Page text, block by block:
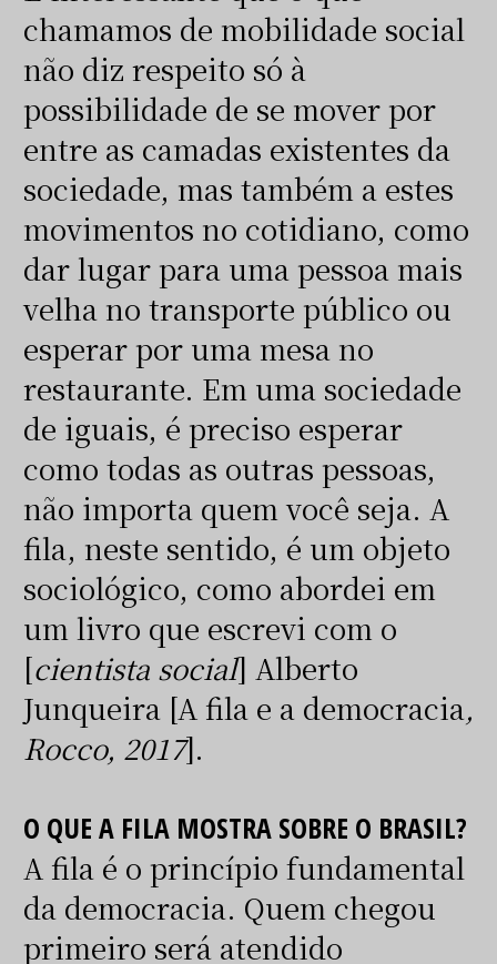
chamamos de mobilidade social
não diz respeito só à
possibilidade de se mover por
entre as camadas existentes da
sociedade, mas também a estes
movimentos no cotidiano, como
dar lugar para uma pessoa mais
velha no transporte público ou
esperar por uma mesa no
restaurante. Em uma sociedade
de iguais, é preciso esperar
como todas as outras pessoas,
não importa quem você seja. A
fila, neste sentido, é um objeto
sociológico, como abordei em
um livro que escrevi com o
[cientista social] Alberto
Junqueira [A fila e a democracia,
Rocco, 2017].
O QUE A FILA MOSTRA SOBRE O BRASIL?
A fila é o princípio fundamental
da democracia. Quem chegou
primeiro será atendido